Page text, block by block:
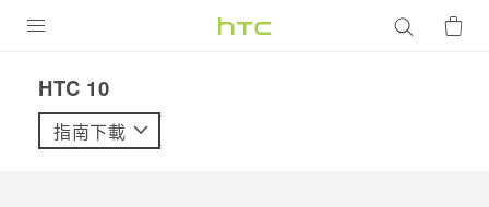
VIVE
HTC 10‎
指南下載